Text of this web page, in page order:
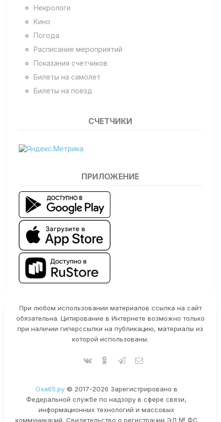
Некрологи
Кино
Погода
Расписание мероприятий
Показания счетчиков
Билеты на самолет
Билеты на поезд
СЧЕТЧИКИ
ПРИЛОЖЕНИЕ
При любом использовании материалов ссылка на сайт
обязательна. Цитирование в Интернете возможно только
при наличии гиперссылки на публикацию, материалы из
которой использованы.
Оха65.ру© 2017-2026 Зарегистрировано в
Федеральной службе по надзору в сфере связи,
информационных технологий и массовых
коммуникаций. Свидетельство о регистрации ЭЛ № ФС